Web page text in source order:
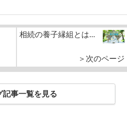
相続の養子縁組とは...
＞次のページ
記事一覧を見る